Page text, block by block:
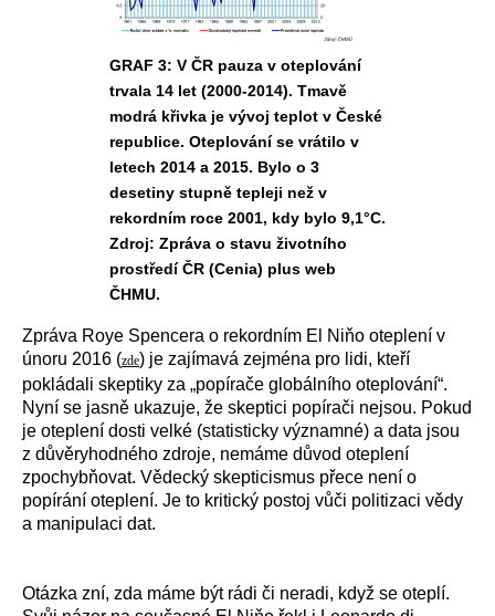
GRAF 3: V ČR pauza v oteplování
trvala 14 let (2000-2014). Tmavě
modrá křivka je vývoj teplot v České
republice. Oteplování se vrátilo v
letech 2014 a 2015. Bylo o 3
desetiny stupně tepleji než v
rekordním roce 2001, kdy bylo 9,1°C.
Zdroj: Zpráva o stavu životního
prostředí ČR (Cenia) plus web
ČHMU.
Zpráva Roye Spencera o rekordním El Niňo oteplení v
únoru 2016 (zde) je zajímavá zejména pro lidi, kteří
pokládali skeptiky za „popírače globálního oteplování“.
Nyní se jasně ukazuje, že skeptici popírači nejsou. Pokud
je oteplení dosti velké (statisticky významné) a data jsou
z důvěryhodného zdroje, nemáme důvod oteplení
zpochybňovat. Vědecký skepticismus přece není o
popírání oteplení. Je to kritický postoj vůči politizaci vědy
a manipulaci dat.
Otázka zní, zda máme být rádi či neradi, když se oteplí.